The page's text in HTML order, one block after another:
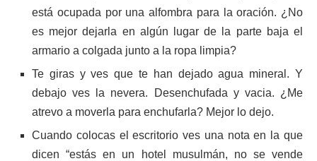
está ocupada por una alfombra para la oración. ¿No
es mejor dejarla en algún lugar de la parte baja el
armario a colgada junto a la ropa limpia?
Te giras y ves que te han dejado agua mineral. Y
debajo ves la nevera. Desenchufada y vacia. ¿Me
atrevo a moverla para enchufarla? Mejor lo dejo.
Cuando colocas el escritorio ves una nota en la que
dicen “estás en un hotel musulmán, no se vende